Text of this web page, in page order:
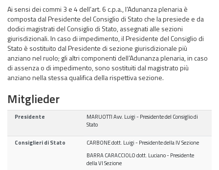
Ai sensi dei commi 3 e 4 dell’art. 6 c.p.a., l’Adunanza plenaria è
composta dal Presidente del Consiglio di Stato che la presiede e da
dodici magistrati del Consiglio di Stato, assegnati alle sezioni
giurisdizionali. In caso di impedimento, il Presidente del Consiglio di
Stato è sostituito dal Presidente di sezione giurisdizionale più
anziano nel ruolo; gli altri componenti dell’Adunanza plenaria, in caso
di assenza o di impedimento, sono sostituiti dal magistrato più
anziano nella stessa qualifica della rispettiva sezione.
Mitglieder
Presidente
MARUOTTI Avv. Luigi - Presidente del Consiglio di
Stato
Consiglieri di Stato
CARBONE dott. Luigi - Presidente della IV Sezione
BARRA CARACCIOLO dott. Luciano - Presidente
della VI Sezione